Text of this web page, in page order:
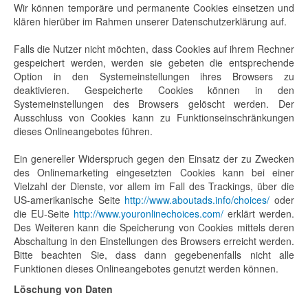
Wir können temporäre und permanente Cookies einsetzen und
klären hierüber im Rahmen unserer Datenschutzerklärung auf.
Falls die Nutzer nicht möchten, dass Cookies auf ihrem Rechner
gespeichert werden, werden sie gebeten die entsprechende
Option in den Systemeinstellungen ihres Browsers zu
deaktivieren. Gespeicherte Cookies können in den
Systemeinstellungen des Browsers gelöscht werden. Der
Ausschluss von Cookies kann zu Funktionseinschränkungen
dieses Onlineangebotes führen.
Ein genereller Widerspruch gegen den Einsatz der zu Zwecken
des Onlinemarketing eingesetzten Cookies kann bei einer
Vielzahl der Dienste, vor allem im Fall des Trackings, über die
US-amerikanische Seite http://www.aboutads.info/choices/ oder
die EU-Seite http://www.youronlinechoices.com/ erklärt werden.
Des Weiteren kann die Speicherung von Cookies mittels deren
Abschaltung in den Einstellungen des Browsers erreicht werden.
Bitte beachten Sie, dass dann gegebenenfalls nicht alle
Funktionen dieses Onlineangebotes genutzt werden können.
Löschung von Daten